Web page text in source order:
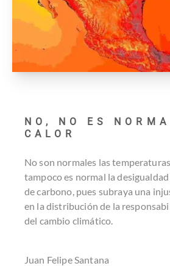
NO, NO ES
CALOR
No son normales las
tampoco es normal la
de carbono, pues subraya una
en la distribución de la
del cambio climático.
Juan Felipe Santana